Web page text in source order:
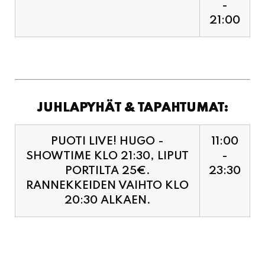
-
21:00
JUHLAPYHÄT & TAPAHTUMAT:
PUOTI LIVE! HUGO -
SHOWTIME KLO 21:30, LIPUT
PORTILTA 25€.
RANNEKKEIDEN VAIHTO KLO
20:30 ALKAEN.
11:00
-
23:30